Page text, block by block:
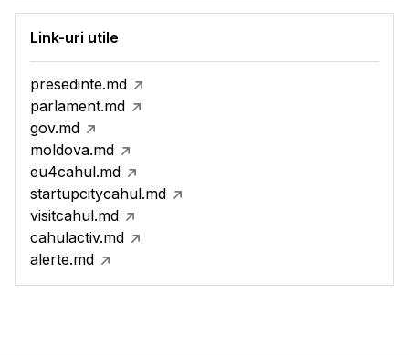
Link-uri utile
presedinte.md
parlament.md
gov.md
moldova.md
eu4cahul.md
startupcitycahul.md
visitcahul.md
cahulactiv.md
alerte.md